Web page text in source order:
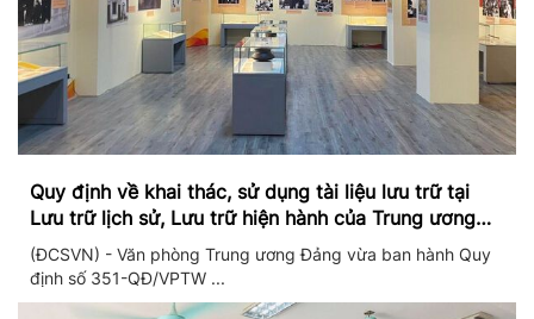
Quy định về khai thác, sử dụng tài liệu lưu trữ tại
Lưu trữ lịch sử, Lưu trữ hiện hành của Trung ương
Đảng và Văn phòng Trung ương Đảng
(ĐCSVN) - Văn phòng Trung ương Đảng vừa ban hành Quy
định số 351-QĐ/VPTW ...